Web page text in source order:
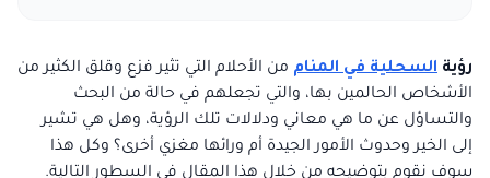
رؤية السحلية في المنام من الأحلام التي تثير فزع وقلق الكثير من
الأشخاص الحالمين بها، والتي تجعلهم في حالة من البحث
والتساؤل عن ما هي معاني ودلالات تلك الرؤية، وهل هي تشير
إلى الخير وحدوث الأمور الجيدة أم ورائها مغزي أخرى؟ وكل هذا
سوف نقوم بتوضيحه من خلال هذا المقال في السطور التالية.